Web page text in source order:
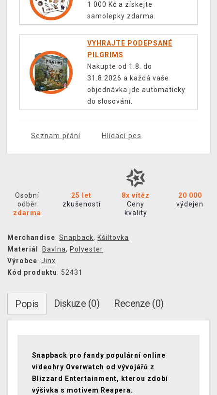
1 000 Kč a získejte
samolepky zdarma.
VYHRAJTE PODEPSANÉ
PILGRIMS
Nakupte od 1.8. do
31.8.2026 a každá vaše
objednávka jde automaticky
do slosování.
Seznam přání Hlídací pes
Osobní
odběr
zdarma
25 let
zkušeností
8x vítěz
Ceny
kvality
20 000
výdejen
Merchandise: Snapback, Kšiltovka
Materiál : Bavlna, Polyester
Výrobce: Jinx
Kód produktu: 52431
Popis Diskuze (0) Recenze (0)
Snapback pro fandy populární online
videohry Overwatch od vývojářů z
Blizzard Entertainment, kterou zdobí
výšivka s motivem Reapera.